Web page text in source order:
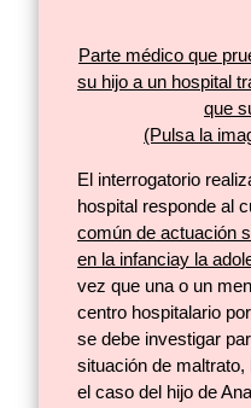
Parte médico que
su hijo a un hospital
que
(Pulsa la
El interrogatorio
hospital responde al
común de actuación
en la infanciay la
vez que una o un
centro hospitalario
se debe investigar
situación de
el caso del hijo de